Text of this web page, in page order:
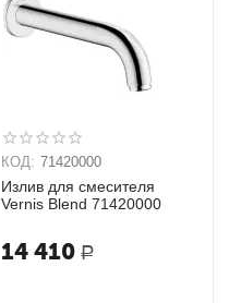
КОД: 71420000
Излив для смесителя
Vernis Blend 71420000
14 410 Р